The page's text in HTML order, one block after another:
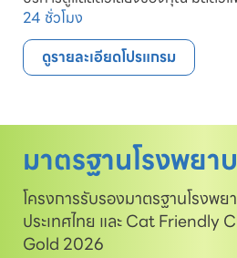
24 ชั่วโมง
ดูรายละเอียดโปรแกรม
มาตรฐานโรงพยา
โครงการรับรองมาตรฐานโรงพ
ประเทศไทย และ Cat Friendly
Gold 2026